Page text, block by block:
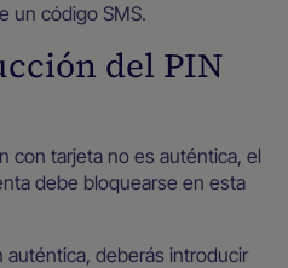
un código SMS.
del PIN
con tarjeta no es auténtica, el
debe bloquearse en esta
auténtica, deberás introducir